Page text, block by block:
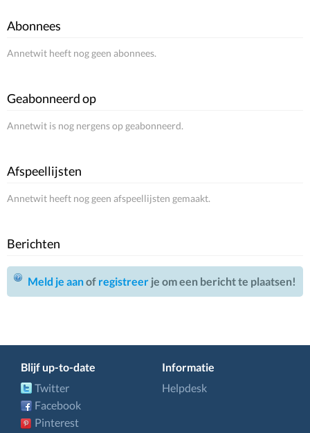
Abonnees
Annetwit heeft nog geen abonnees.
Geabonneerd op
Annetwit is nog nergens op geabonneerd.
Afspeellijsten
Annetwit heeft nog geen afspeellijsten gemaakt.
Berichten
Meld je aanof registreer je om een bericht te plaatsen!
Blijf up-to-date
Twitter
Facebook
Pinterest
Informatie
Helpdesk